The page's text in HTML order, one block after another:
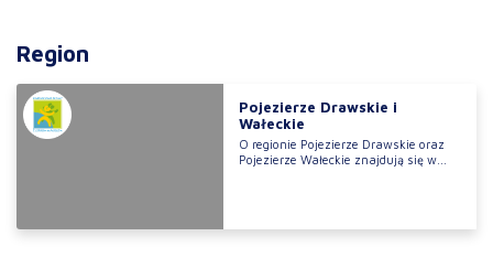
Region
Pojezierze Drawskie i
Wałeckie
O regionie Pojezierze Drawskie oraz
Pojezierze Wałeckie znajdują się w...